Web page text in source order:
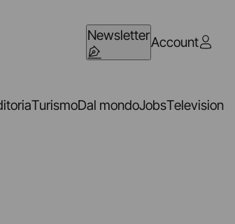
NewsletterAccount
TurismoDal mondoJobsTelevision